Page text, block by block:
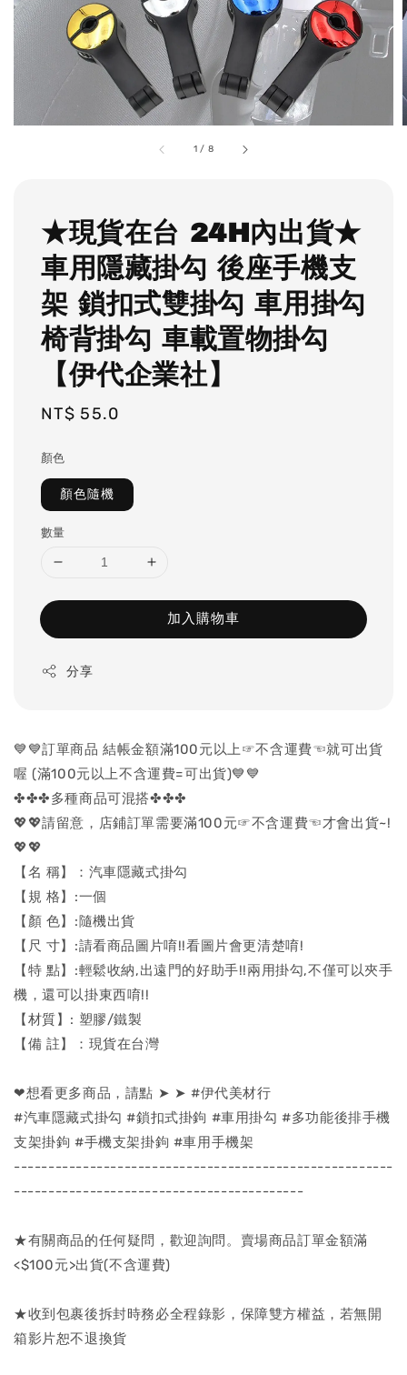
1 / 8
★現貨在台 24H內出貨★
車用隱藏掛勾 後座手機支
架 鎖扣式雙掛勾 車用掛勾
椅背掛勾 車載置物掛勾
【伊代企業社】
Regular
NT$ 55.0
顏色
顏色隨機
數量
加入購物車
分享
💙💙訂單商品 結帳金額滿100元以上☞不含運費☜就可出貨
喔 (滿100元以上不含運費=可出貨)💙💙
✤✤✤多種商品可混搭✤✤✤
💖💖請留意，店鋪訂單需要滿100元☞不含運費☜才會出貨~!
💖💖
【名 稱】：汽車隱藏式掛勾
【規 格】:一個
【顏 色】:隨機出貨
【尺 寸】:請看商品圖片唷!!看圖片會更清楚唷!
【特 點】:輕鬆收納,出遠門的好助手!!兩用掛勾,不僅可以夾手
機，還可以掛東西唷!!
【材質】: 塑膠/鐵製
【備 註】：現貨在台灣
❤想看更多商品，請點 ➤ ➤ #伊代美材行
#汽車隱藏式掛勾 #鎖扣式掛鉤 #車用掛勾 #多功能後排手機
支架掛鉤 #手機支架掛鉤 #車用手機架
-------------------------------------------------------
------------------------------------------
★有關商品的任何疑問，歡迎詢問。賣場商品訂單金額滿
<$100元>出貨(不含運費)
★收到包裹後拆封時務必全程錄影，保障雙方權益，若無開
箱影片恕不退換貨